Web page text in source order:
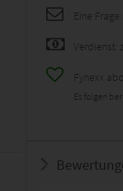
Eine
Verdienst:
Fynexx
Es folgen